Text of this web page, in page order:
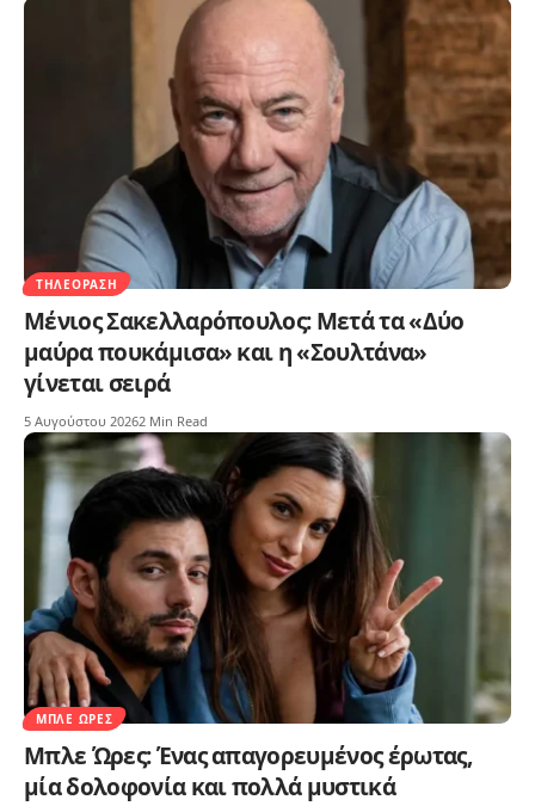
ΤΗΛΕΌΡΑΣΗ
Μένιος Σακελλαρόπουλος: Μετά τα «Δύο
μαύρα πουκάμισα» και η «Σουλτάνα»
γίνεται σειρά
5 Αυγούστου 20262 Min Read
ΜΠΛΕ ΏΡΕΣ
Μπλε Ώρες: Ένας απαγορευμένος έρωτας,
μία δολοφονία και πολλά μυστικά